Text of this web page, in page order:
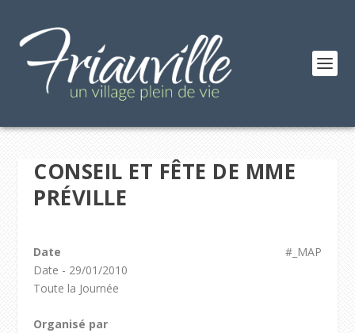
CONSEIL ET FÊTE DE MME
PRÉVILLE
#_MAP
Date
Date - 29/01/2010
Toute la Journée
Organisé par